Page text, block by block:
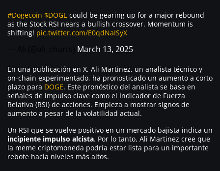
#Dogecoin $DOGE could be gearing up for a major rebound
as the Stock RSI nears a bullish crossover. Momentum is
shifting! pic.twitter.com/E0qdNaISyX
March 13, 2025
En una publicación en X, Ali Martinez, un analista técnico y
on-chain experimentado, ha pronosticado un aumento a corto
plazo para DOGE. Este pronóstico del analista se basa en
señales de impulso clave como el Indicador de Fuerza
Relativa (RSI) de acciones. Empieza a mostrar signos de
aumento a pesar de la volatilidad actual.
Un RSI que se vuelve positivo en un mercado bajista indica un
incipiente impulso alcista. Por lo tanto, Ali Martinez cree que
la meme criptomoneda podría estar lista para un importante
rebote hacia niveles más altos.